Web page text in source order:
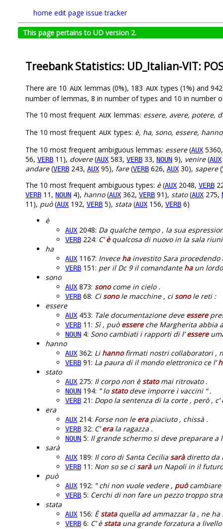
home edit page issue tracker
This page pertains to UD version 2.
Treebank Statistics: UD_Italian-VIT:
There are 10 AUX lemmas (0%), 183 AUX types (1%) and
number of lemmas, 8 in number of types and 10 in number
The 10 most frequent AUX lemmas: essere, avere, potere,
The 10 most frequent AUX types: è, ha, sono, essere,
The 10 most frequent ambiguous lemmas: essere(AUX
56, VERB 11), dovere(AUX 583, VERB 33, NOUN 9), venire(AUX
andare(VERB 243, AUX 95), fare(VERB 626, AUX 30), sapere(
The 10 most frequent ambiguous types: è(AUX 2048, VERB
VERB 11, NOUN 4), hanno(AUX 362, VERB 91), stato(AUX 275,
11), può(AUX 192, VERB 5), stata (AUX 156, VERB 6)
è
AUX 2048: Da qualche tempo , la sua
VERB 224: C’èqualcosa di nuovo in la sala
ha
AUX 1167: Invece hainvestito Sara procedendo
VERB 151: per il Dc 9 il comandante haun
sono
AUX 873: sonocome in cielo .
VERB 68: Cisonole macchine , cisonole reti :
essere
AUX 453: Tale documentazione deve essere
VERB 11: Sì , può essereche Margherita abbia
NOUN 4: Sono cambiati i rapporti di l’essere
hanno
AUX 362: Li hannofirmati nostri collaboratori ,
VERB 91: La paura di il mondo elettronico ce l’
stato
AUX 275: Il corpo non èstatomai ritrovato .
NOUN 194: ” lostatodeve imporre i vaccini “ .
VERB 21: Dopo la sentenza di la corte , però , c’
era
AUX 214: Forse non le erapiaciuto , chissà .
VERB 32: C’erala ragazza .
NOUN 5: Il grande schermo si deve preparare a
sarà
AUX 189: Il coro di Santa Cecilia saràdiretto da
VERB 11: Non so se cisaràun Napoli in il
può
AUX 192: ” chi non vuole vedere , puòcambiare
VERB 5: Cerchi di non fare un pezzo troppo
stata
AUX 156: Èstataquella ad ammazzar la , ne
VERB 6: C’ èstatauna grande forzatura a